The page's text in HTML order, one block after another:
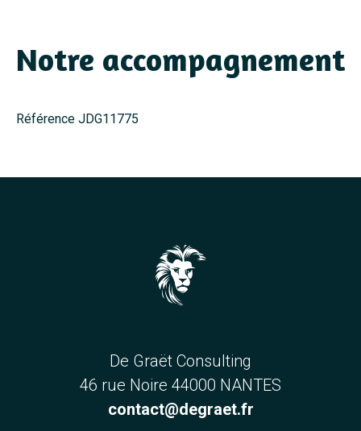
Notre accompagnement
Référence JDG11775
De Graët Consulting
46 rue Noire 44000 NANTES
contact@degraet.fr